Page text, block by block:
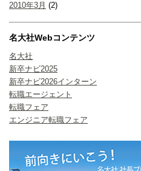
2010年3月 (2)
名大社Webコンテンツ
名大社
新卒ナビ2025
新卒ナビ2026インターン
転職エージェント
転職フェア
エンジニア転職フェア